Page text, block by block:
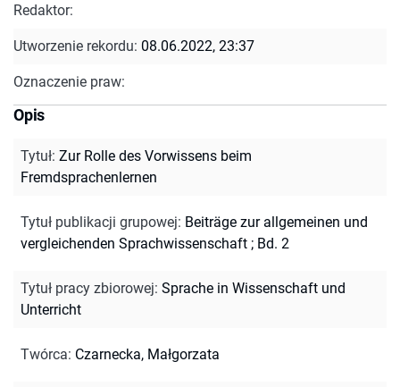
Redaktor:
Utworzenie rekordu: 08.06.2022, 23:37
Oznaczenie praw:
Opis
Tytuł: Zur Rolle des Vorwissens beim
Fremdsprachenlernen
Tytuł publikacji grupowej: Beiträge zur allgemeinen und
vergleichenden Sprachwissenschaft ; Bd. 2
Tytuł pracy zbiorowej: Sprache in Wissenschaft und
Unterricht
Twórca: Czarnecka, Małgorzata